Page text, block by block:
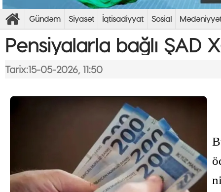
Gündəm Siyasət İqtisadiyyat Sosial
Pensiyalarla bağlı ŞAD
Tarix:15-05-2026, 11:50